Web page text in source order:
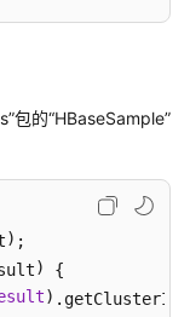
包的“HBaseSample”
)
)
{
) .getClusterId